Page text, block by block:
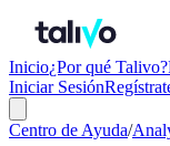
Inicio¿Por qué Talivo?
Iniciar Sesión
Centro de Ayuda/